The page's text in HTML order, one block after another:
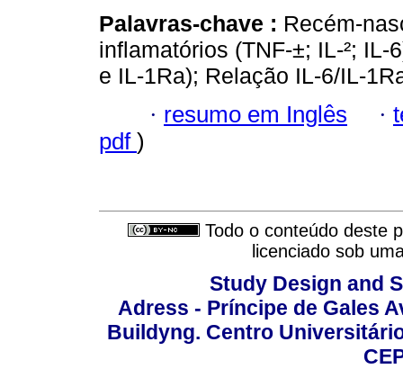
Palavras-chave : Recém-
inflamatórios (TNF-±; IL-²;
e IL-1Ra); Relação IL-6/IL-
· resumo em Inglês ·
pdf )
Todo o conteúdo deste
licenciado sob
Study Design and
Adress - Príncipe de Gales
Buildyng. Centro